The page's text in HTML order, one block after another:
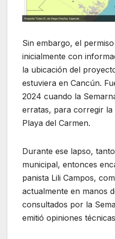
Sin embargo, el
inicialmente con
la ubicación del
estuviera en Cancún.
2024 cuando la
erratas, para corregir
Playa del Carmen.
Durante ese lapso,
municipal, entonces
panista Lili Campos,
actualmente en manos
consultados por la
emitió opiniones